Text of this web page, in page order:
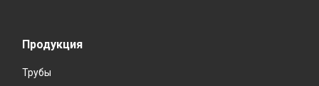
Продукция
Трубы